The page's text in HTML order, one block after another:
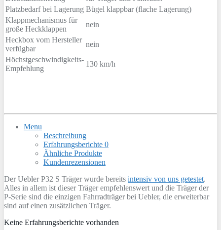
Platzbedarf bei Lagerung Bügel klappbar (flache Lagerung)
Klappmechanismus für
große Heckklappen
nein
Heckbox vom Hersteller
verfügbar
nein
Höchstgeschwindigkeits-
Empfehlung
130 km/h
Menu
Beschreibung
Erfahrungsberichte 0
Ähnliche Produkte
Kundenrezensionen
Der Uebler P32 S Träger wurde bereits intensiv von uns getestet.
Alles in allem ist dieser Träger empfehlenswert und die Träger der
P-Serie sind die einzigen Fahrradträger bei Uebler, die erweiterbar
sind auf einen zusätzlichen Träger.
Keine Erfahrungsberichte vorhanden